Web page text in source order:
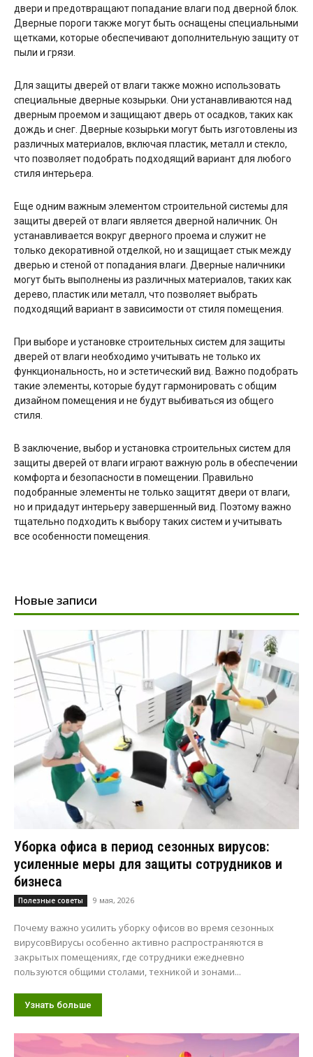
двери и предотвращают попадание влаги под дверной блок.
Дверные пороги также могут быть оснащены специальными
щетками, которые обеспечивают дополнительную защиту от
пыли и грязи.
Для защиты дверей от влаги также можно использовать
специальные дверные козырьки. Они устанавливаются над
дверным проемом и защищают дверь от осадков, таких как
дождь и снег. Дверные козырьки могут быть изготовлены из
различных материалов, включая пластик, металл и стекло,
что позволяет подобрать подходящий вариант для любого
стиля интерьера.
Еще одним важным элементом строительной системы для
защиты дверей от влаги является дверной наличник. Он
устанавливается вокруг дверного проема и служит не
только декоративной отделкой, но и защищает стык между
дверью и стеной от попадания влаги. Дверные наличники
могут быть выполнены из различных материалов, таких как
дерево, пластик или металл, что позволяет выбрать
подходящий вариант в зависимости от стиля помещения.
При выборе и установке строительных систем для защиты
дверей от влаги необходимо учитывать не только их
функциональность, но и эстетический вид. Важно подобрать
такие элементы, которые будут гармонировать с общим
дизайном помещения и не будут выбиваться из общего
стиля.
В заключение, выбор и установка строительных систем для
защиты дверей от влаги играют важную роль в обеспечении
комфорта и безопасности в помещении. Правильно
подобранные элементы не только защитят двери от влаги,
но и придадут интерьеру завершенный вид. Поэтому важно
тщательно подходить к выбору таких систем и учитывать
все особенности помещения.
Новые записи
Уборка офиса в период сезонных вирусов:
усиленные меры для защиты сотрудников и
бизнеса
Полезные советы 9 мая, 2026
Почему важно усилить уборку офисов во время сезонных
вирусовВирусы особенно активно распространяются в
закрытых помещениях, где сотрудники ежедневно
пользуются общими столами, техникой и зонами...
Узнать больше